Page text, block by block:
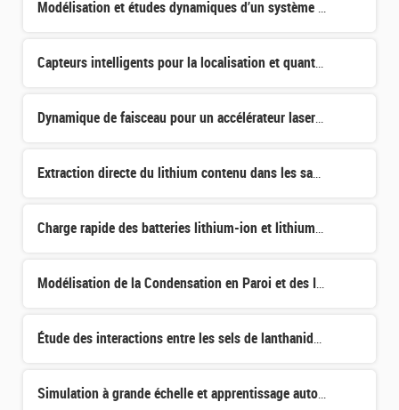
Modélisation et études dynamiques d’un système électronucléaire spatial pour la propulsion
Capteurs intelligents pour la localisation et quantification de matière nucléaire
Dynamique de faisceau pour un accélérateur laser-plasma multi-étages
Extraction directe du lithium contenu dans les saumures par adsorption
Charge rapide des batteries lithium-ion et lithium-plating : Etude du phenomène par RMN operando
Modélisation de la Condensation en Paroi et des Interactions avec le Film Liquide
Étude des interactions entre les sels de lanthanides et les systèmes lipidiques
Simulation à grande échelle et apprentissage automatique dans la structure du nucléon?